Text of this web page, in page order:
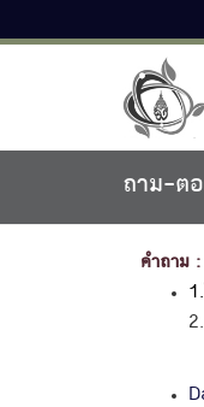
ถาม-ต
คำถาม :